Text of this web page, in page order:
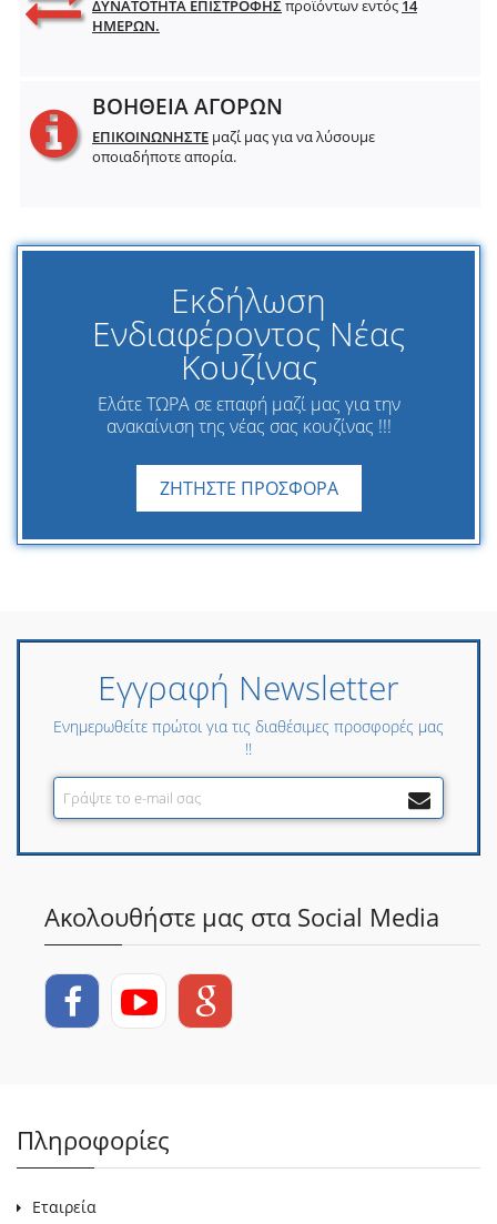
ΔΥΝΑΤΟΤΗΤΑ ΕΠΙΣΤΡΟΦΗΣπροϊόντων εντός 14
ΗΜΕΡΩΝ.
ΒΟΗΘΕΙΑ ΑΓΟΡΩΝ
ΕΠΙΚΟΙΝΩΝΗΣΤΕ μαζί μας για να λύσουμε
οποιαδήποτε απορία.
Εκδήλωση
Ενδιαφέροντος Νέας
Κουζίνας
Ελάτε ΤΩΡΑ σε επαφή μαζί μας για την
ανακαίνιση της νέας σας κουζίνας !!!
ΖΗΤΗΣΤΕ ΠΡΟΣΦΟΡΑ
Εγγραφή Newsletter
Ενημερωθείτε πρώτοι για τις διαθέσιμες προσφορές μας
!!
Ακολουθήστε μας στα Social Media
Πληροφορίες
Εταιρεία